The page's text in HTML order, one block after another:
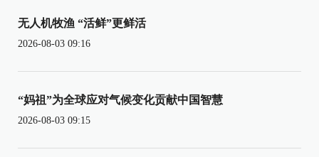
无人机牧渔 “活鲜”更鲜活
2026-08-03 09:16
“妈祖”为全球应对气候变化贡献中国智慧
2026-08-03 09:15